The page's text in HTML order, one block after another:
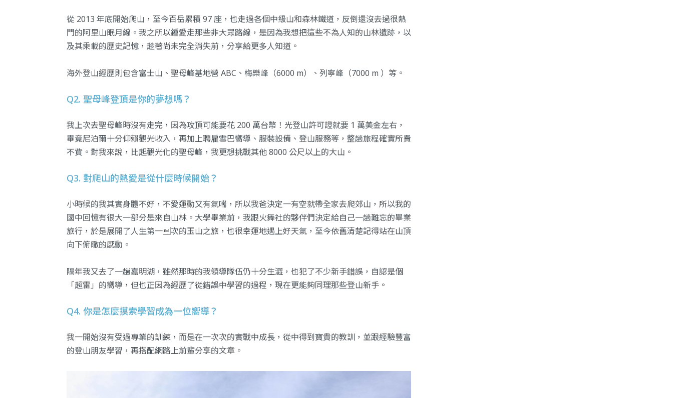
從 2013 年底開始爬山，至今百岳累積 97 座，也走過各個中級山和森林鐵道，反倒還沒去過很熱
門的阿里山眠月線。我之所以鍾愛走那些非大眾路線，是因為我想把這些不為人知的山林遺跡，以
及其乘載的歷史記憶，趁著尚未完全消失前，分享給更多人知道。
海外登山經歷則包含富士山、聖母峰基地營 ABC、梅樂峰（6000 m）、列寧峰（7000 m ）等。
Q2. 聖母峰登頂是你的夢想嗎？
我上次去聖母峰時沒有走完，因為攻頂可能要花 200 萬台幣！光登山許可證就要 1 萬美金左右，
畢竟尼泊爾十分仰賴觀光收入，再加上聘雇雪巴嚮導、服裝設備、登山服務等，整趟旅程確實所費
不貲。對我來說，比起觀光化的聖母峰，我更想挑戰其他 8000 公尺以上的大山。
Q3. 對爬山的熱愛是從什麼時候開始？
小時候的我其實身體不好，不愛運動又有氣喘，所以我爸決定一有空就帶全家去爬郊山，所以我的
國中回憶有很大一部分是來自山林。大學畢業前，我跟火舞社的夥伴們決定給自己一趟難忘的畢業
旅行，於是展開了人生第一次的玉山之旅，也很幸運地遇上好天氣，至今依舊清楚記得站在山頂
向下俯瞰的感動。
隔年我又去了一趟嘉明湖，雖然那時的我領導隊伍仍十分生澀，也犯了不少新手錯誤，自認是個
「超雷」的嚮導，但也正因為經歷了從錯誤中學習的過程，現在更能夠同理那些登山新手。
Q4. 你是怎麼摸索學習成為一位嚮導？
我一開始沒有受過專業的訓練，而是在一次次的實戰中成長，從中得到寶貴的教訓，並跟經驗豐富
的登山朋友學習，再搭配網路上前輩分享的文章。